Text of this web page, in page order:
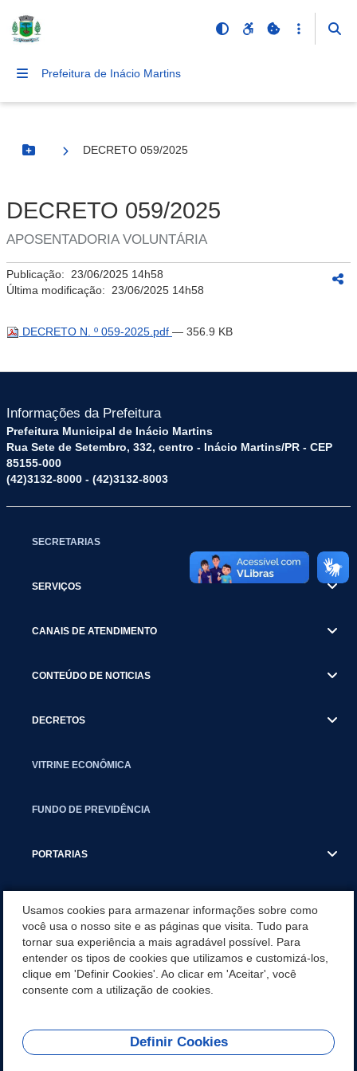
Prefeitura de Inácio Martins
Botão Menu
DECRETO 059/2025
DECRETO 059/2025
APOSENTADORIA VOLUNTÁRIA
Publicação: 23/06/2025 14h58
Última modificação: 23/06/2025 14h58
DECRETO N. º 059-2025.pdf — 356.9 KB
Informações da Prefeitura
Prefeitura Municipal de Inácio Martins
Rua Sete de Setembro, 332, centro - Inácio Martins/PR - CEP
85155-000
(42)3132-8000 - (42)3132-8003
SECRETARIAS
SERVIÇOS
CANAIS DE ATENDIMENTO
CONTEÚDO DE NOTICIAS
DECRETOS
VITRINE ECONÔMICA
FUNDO DE PREVIDÊNCIA
PORTARIAS
CONCURSO/PSS/CONVOCAÇÃO
INCENTIVOS PÚBLICOS À PROJETOS CULTURAIS - INÁCIO
MARTINS PR
REDES SOCIAIS
Usamos cookies para armazenar informações sobre como
você usa o nosso site e as páginas que visita. Tudo para
tornar sua experiência a mais agradável possível. Para
entender os tipos de cookies que utilizamos e customizá-los,
clique em 'Definir Cookies'. Ao clicar em 'Aceitar', você
consente com a utilização de cookies.
Definir Cookies